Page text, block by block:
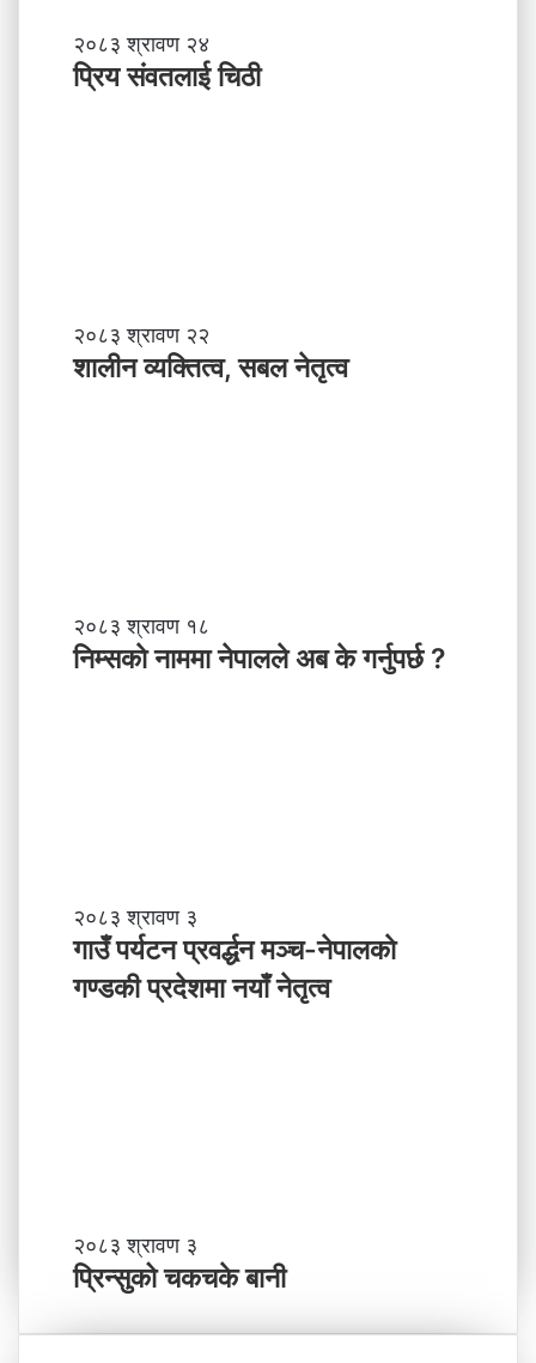
प्रि
य
२०८३ श्रावण २४
प्रिय संवतलाई चिठी
शा
ली
न
तृ
त्व
२०८३ श्रावण २२
शालीन व्यक्तित्व, सबल नेतृत्व
नि
म्स
ब
के
ग
र्नु
२०८३ श्रावण १८
निम्सकाे नाममा नेपालले अब के गर्नुपर्छ ?
गा
उँ
र्य
ने
पा
काे
२०८३ श्रावण ३
गाउँ पर्यटन प्रवर्द्धन मञ्च-नेपालकाे
गण्डकी प्रदेशमा नयाँ नेतृत्व
प्रि
न्सु
को
२०८३ श्रावण ३
प्रिन्सुको चकचके बानी